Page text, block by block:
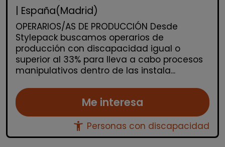
| España(Madrid)
OPERARIOS/AS DE PRODUCCIÓN Desde
Stylepack buscamos operarios de
producción con discapacidad igual o
superior al 33% para lleva a cabo procesos
manipulativos dentro de las instala...
Me interesa
accessibility_new Personas con discapacidad